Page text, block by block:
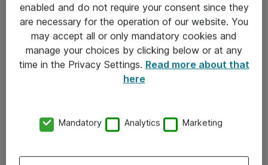
Informasjon
Salgsbetingelser
Sjekkliste ved mottak av gods
Kontakt
enabled and do not require your consent since they
are necessary for the operation of our website. You
may accept all or only mandatory cookies and
manage your choices by clicking below or at any
time in the Privacy Settings. Read more about that
here
Mandatory Analytics Marketing